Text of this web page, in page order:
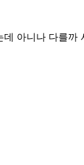
아니나 다를까